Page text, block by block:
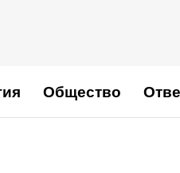
Общество